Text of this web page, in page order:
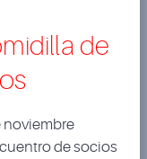
de
noviembre
de socios